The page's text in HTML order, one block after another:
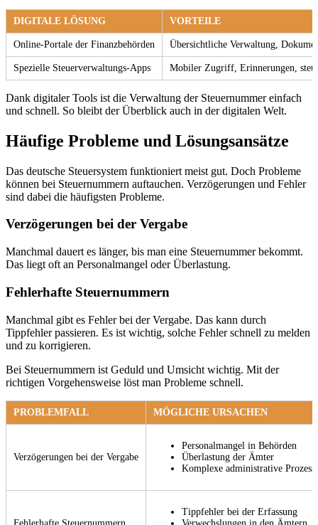
DIGITALE LÖSUNG VORTEILE
Online-Portale der Finanzbehörden Übersichtliche Verwaltung,
Spezielle Steuerverwaltungs-Apps Mobiler Zugriff, Erinnerungen,
Dank digitaler Tools ist die Verwaltung der Steuernummer einfach
und schnell. So bleibt der Überblick auch in der digitalen Welt.
Häufige Probleme und Lösungsansätze
Das deutsche Steuersystem funktioniert meist gut. Doch Probleme
können bei Steuernummern auftauchen. Verzögerungen und Fehler
sind dabei die häufigsten Probleme.
Verzögerungen bei der Vergabe
Manchmal dauert es länger, bis man eine Steuernummer bekommt.
Das liegt oft an Personalmangel oder Überlastung.
Fehlerhafte Steuernummern
Manchmal gibt es Fehler bei der Vergabe. Das kann durch
Tippfehler passieren. Es ist wichtig, solche Fehler schnell zu melden
und zu korrigieren.
Bei Steuernummern ist Geduld und Umsicht wichtig. Mit der
richtigen Vorgehensweise löst man Probleme schnell.
PROBLEMFALL MÖGLICHE URSACHEN
Verzögerungen bei der Vergabe
Personalmangel in Behörden
Überlastung der Ämter
Komplexe administrative
Fehlerhafte Steuernummern
Tippfehler bei der Erfassung
Verwechslungen in den Ämtern